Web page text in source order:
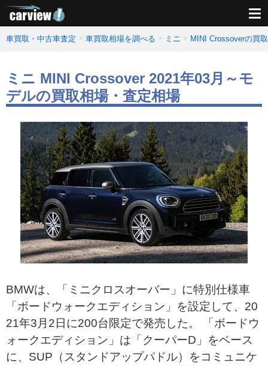
車買取・中古車査定 車買取相場を調べる ミニ MINI Crossoverの買
ミニ MINI Crossover 2021年03月～モ
デルの買取相場・査定相場
BMWは、「ミニクロスオーバー」に特別仕様車
「ボードウォークエディション」を設定して、20
21年3月2日に200台限定で発売した。 「ボードウ
ォークエディション」は「クーパーD」をベース
に、SUP（スタンドアップパドル）をコミュニケ